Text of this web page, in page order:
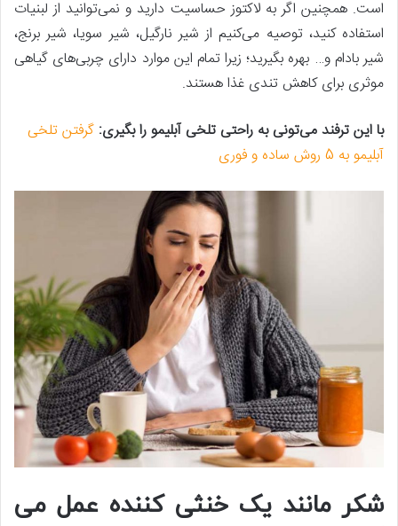
است. همچنین اگر به لاکتوز حساسیت دارید و نمی‌توانید از لبنیات
استفاده کنید، توصیه می‌کنیم از شیر نارگیل، شیر سویا، شیر برنج،
شیر بادام و… بهره بگیرید؛ زیرا تمام این موارد دارای چربی‌های گیاهی
موثری برای کاهش تندی غذا هستند.
با این ترفند می‌تونی به راحتی تلخی آبلیمو را بگیری: گرفتن تلخی
آبلیمو به 5 روش ساده و فوری
شکر مانند یک خنثی کننده عمل می‌